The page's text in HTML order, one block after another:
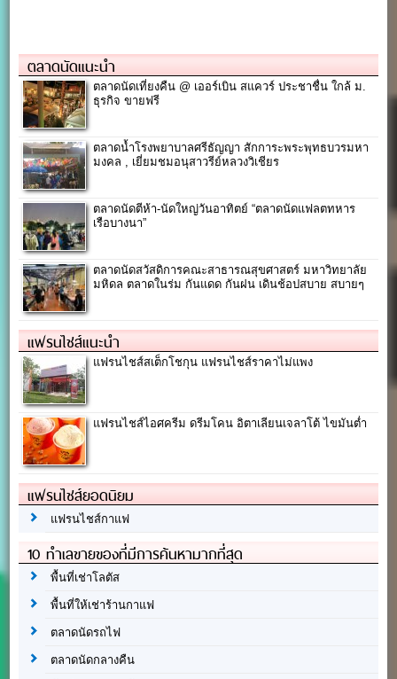
ตลาดนัดแนะนำ
ตลาดนัดเที่ยงคืน @ เออร์เบิน สแควร์ ประชาชื่น ใกล้ ม.
ธุรกิจ ขายฟรี
ตลาดน้ำโรงพยาบาลศรีธัญญา สักการะพระพุทธบวรมหา
มงคล , เยี่ยมชมอนุสาวรีย์หลวงวิเชียร
ตลาดนัดตีห้า-นัดใหญ่วันอาทิตย์ “ตลาดนัดแฟลตทหาร
เรือบางนา”
ตลาดนัดสวัสดิการคณะสาธารณสุข​ศาสตร์​ มหาวิทยาลัย
มหิดล ตลาดในร่ม กันแดด กันฝน เดินช้อปสบาย สบายๆ
แฟรนไชส์แนะนำ
แฟรนไชส์สเต็กโชกุน แฟรนไชส์ราคาไม่แพง
แฟรนไชส์ไอศครีม ดรีมโคน อิตาเลียนเจลาโต้ ไขมันต่ำ
แฟรนไชส์ยอดนิยม
แฟรนไชส์กาแฟ
10 ทำเลขายของที่มีการค้นหามากที่สุด
พื้นที่เช่าโลตัส
พื้นที่ให้เช่าร้านกาแฟ
ตลาดนัดรถไฟ
ตลาดนัดกลางคืน